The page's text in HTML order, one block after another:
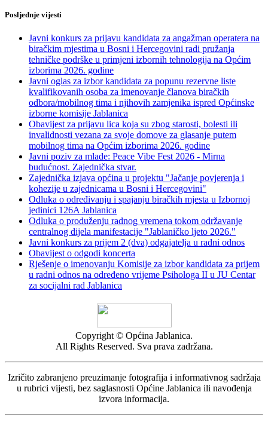
Posljednje vijesti
Javni konkurs za prijavu kandidata za angažman operatera na
biračkim mjestima u Bosni i Hercegovini radi pružanja
tehničke podrške u primjeni izbornih tehnologija na Općim
izborima 2026. godine
Javni oglas za izbor kandidata za popunu rezervne liste
kvalifikovanih osoba za imenovanje članova biračkih
odbora/mobilnog tima i njihovih zamjenika ispred Općinske
izborne komisije Jablanica
Obavijest za prijavu lica koja su zbog starosti, bolesti ili
invalidnosti vezana za svoje domove za glasanje putem
mobilnog tima na Općim izborima 2026. godine
Javni poziv za mlade: Peace Vibe Fest 2026 - Mirna
budućnost. Zajednička stvar.
Zajednička izjava općina u projektu "Jačanje povjerenja i
kohezije u zajednicama u Bosni i Hercegovini"
Odluka o određivanju i spajanju biračkih mjesta u Izbornoj
jedinici 126A Jablanica
Odluka o produženju radnog vremena tokom održavanje
centralnog dijela manifestacije "Jablaničko ljeto 2026."
Javni konkurs za prijem 2 (dva) odgajatelja u radni odnos
Obavijest o odgodi koncerta
Rješenje o imenovanju Komisije za izbor kandidata za prijem
u radni odnos na određeno vrijeme Psihologa II u JU Centar
za socijalni rad Jablanica
Copyright © Općina Jablanica.
All Rights Reserved. Sva prava zadržana.
Izričito zabranjeno preuzimanje fotografija i informativnog sadržaja
u rubrici vijesti, bez saglasnosti Općine Jablanica ili navođenja
izvora informacija.